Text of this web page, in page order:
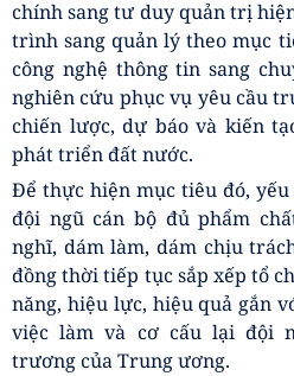
chính sang tư duy quản trị
trình sang quản lý theo mục
công nghệ thông tin sang
nghiên cứu phục vụ yêu cầu
chiến lược, dự báo và kiến
phát triển đất nước.
Để thực hiện mục tiêu đó,
đội ngũ cán bộ đủ phẩm
nghĩ, dám làm, dám chịu
đồng thời tiếp tục sắp xếp tổ
năng, hiệu lực, hiệu quả gắn
việc làm và cơ cấu lại đội
trương của Trung ương.